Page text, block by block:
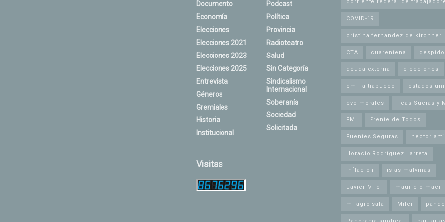
Documento
Economía
Elecciones
Elecciones 2021
Elecciones 2023
Elecciones 2025
Entrevista
Géneros
Gremiales
Historia
Institucional
Podcast
Política
Provincia
Radioteatro
Salud
Sin Categoría
Sindicalismo
Internacional
Soberanía
Sociedad
Solicitada
Visitas
corriente federal de
COVID-19
cristina fernandez de kirchner
CTA cuarentena
deuda externa elecciones
emilia trabucco estados
evo morales Feas Sucias y
FMI Frente de Todos
Fuentes Seguras hector
Horacio Rodríguez Larreta
inflación islas malvinas
Javier Milei mauricio macri
milagro sala Milei
Panorama sindical paritarias